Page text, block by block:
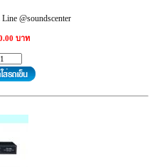
@soundscenter
บาท